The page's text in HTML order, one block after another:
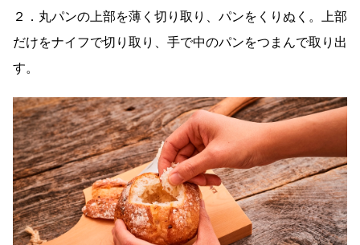
２．丸パンの上部を薄く切り取り、パンをくりぬく。上部
だけをナイフで切り取り、手で中のパンをつまんで取り出
す。